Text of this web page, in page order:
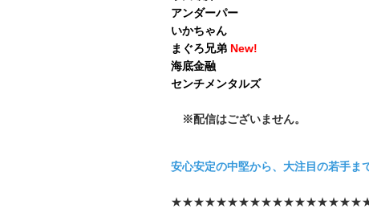
アンダーパー
いかちゃん
まぐろ兄弟 New!
海底金融
センチメンタルズ
※配信はございません。
安心安定の中堅から、大注目の若手ま